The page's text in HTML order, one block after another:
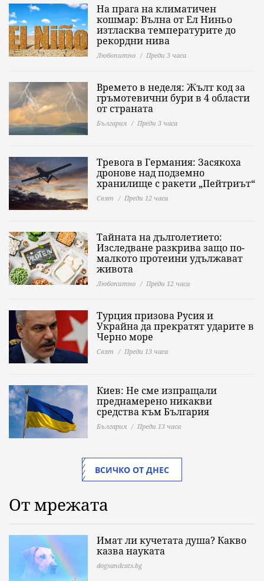
На прага на климатичен
кошмар: Вълна от Ел Ниньо
изтласква температурите до
рекордни нива
Любопитно Преди 3 часа
Времето в неделя: Жълт код за
гръмотевични бури в 4 области
от страната
България Преди 3 часа
Тревога в Германия: Засякоха
дронове над подземно
хранилище с ракети „Пейтриът“
Свят Преди 12 часа
Тайната на дълголетието:
Изследване разкрива защо по-
малкото протеини удължават
живота
Любопитно Преди 12 часа
Турция призова Русия и
Украйна да прекратят ударите в
Черно море
Свят Преди 13 часа
Киев: Не сме изпращали
преднамерено никакви
средства към България
България Преди 13 часа
ВСИЧКО ОТ ДНЕС
От мрежата
Имат ли кучетата душа? Какво
казва науката
dogsandcats.bg